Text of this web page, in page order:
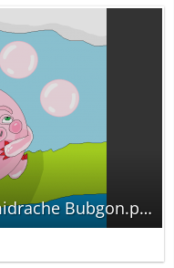
Chris und sein lieber Gummidrache Bubgon.png